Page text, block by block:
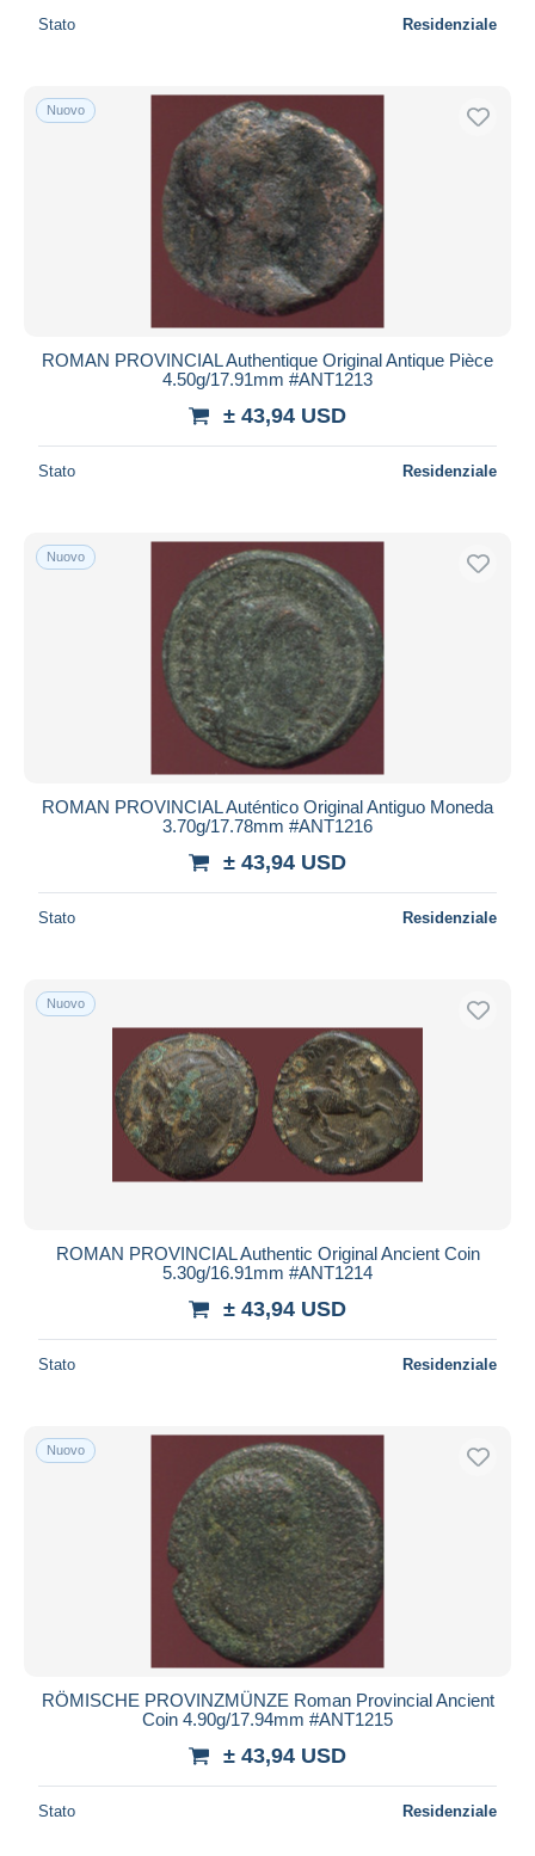
Stato Residenziale
Nuovo
ROMAN PROVINCIAL Authentique Original Antique Pièce
4.50g/17.91mm #ANT1213
± 43,94 USD
Stato Residenziale
Nuovo
ROMAN PROVINCIAL Auténtico Original Antiguo Moneda
3.70g/17.78mm #ANT1216
± 43,94 USD
Stato Residenziale
Nuovo
ROMAN PROVINCIAL Authentic Original Ancient Coin
5.30g/16.91mm #ANT1214
± 43,94 USD
Stato Residenziale
Nuovo
RÖMISCHE PROVINZMÜNZE Roman Provincial Ancient
Coin 4.90g/17.94mm #ANT1215
± 43,94 USD
Stato Residenziale